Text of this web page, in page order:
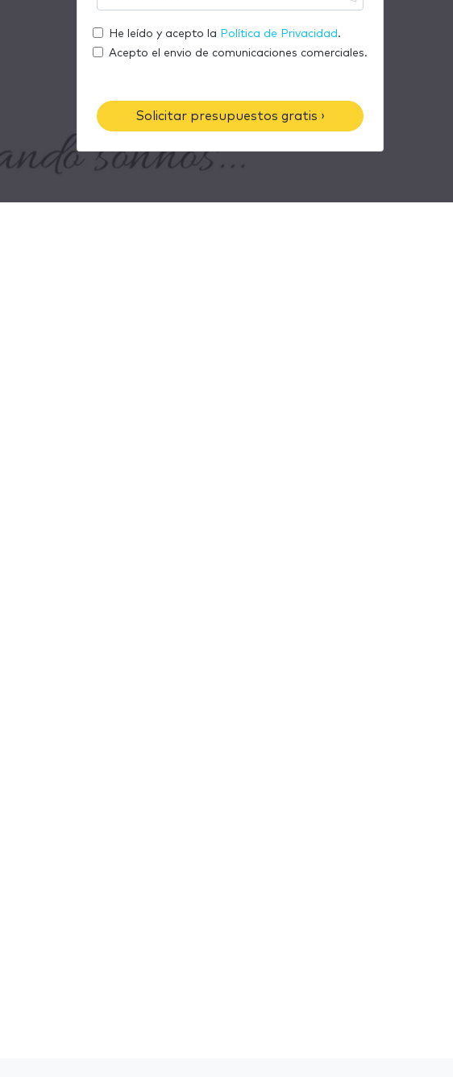
e
i
l
u
t
e
f
o
He leído y acepto la Política de Privacidad .
Acepto el envio de comunicaciones comerciales.
Solicitar presupuestos gratis ›